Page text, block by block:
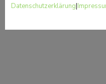
Datenschutzerklärung|